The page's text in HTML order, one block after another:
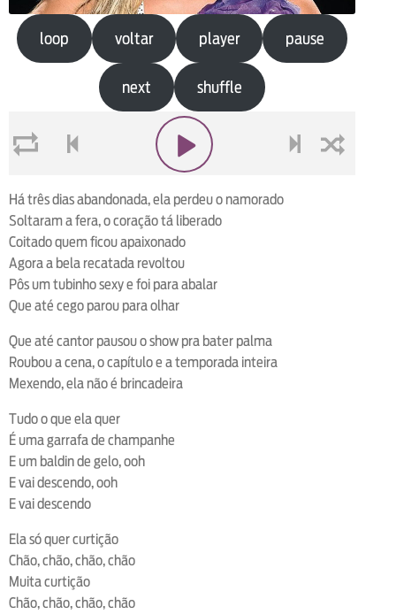
loop voltar player pause
next shuffle
Há três dias abandonada, ela perdeu o namorado
Soltaram a fera, o coração tá liberado
Coitado quem ficou apaixonado
Agora a bela recatada revoltou
Pôs um tubinho sexy e foi para abalar
Que até cego parou para olhar
Que até cantor pausou o show pra bater palma
Roubou a cena, o capítulo e a temporada inteira
Mexendo, ela não é brincadeira
Tudo o que ela quer
É uma garrafa de champanhe
E um baldin de gelo, ooh
E vai descendo, ooh
E vai descendo
Ela só quer curtição
Chão, chão, chão, chão
Muita curtição
Chão, chão, chão, chão